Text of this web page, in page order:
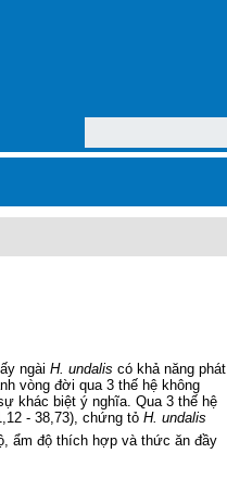
ngài H. undalis có khả năng phát
vòng đời qua 3 thế hệ không
khác biệt ý nghĩa. Qua 3 thế hệ
- 38,73), chứng tỏ H. undalis
ẩm độ thích hợp và thức ăn đầy